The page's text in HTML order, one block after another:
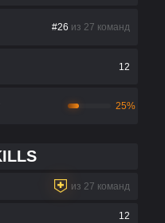
#26 из 27 команд
12
25%
из 27 команд
12